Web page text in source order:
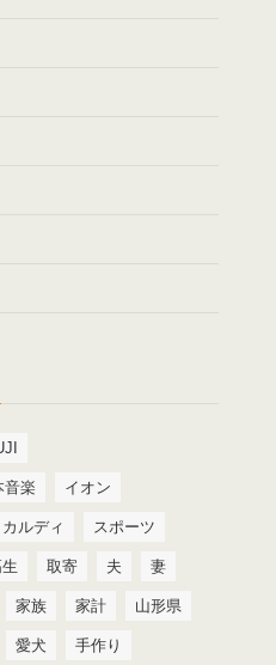
音楽 イオン
カルディ スポーツ
取寄 夫 妻
家族 家計 山形県
愛犬 手作り